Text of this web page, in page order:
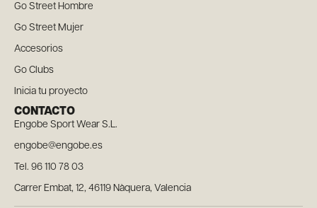
Go Street Hombre
Go Street Mujer
Accesorios
Go Clubs
Inicia tu proyecto
CONTACTO
Engobe Sport Wear S.L.
engobe@engobe.es
Tel. 96 110 78 03
Carrer Embat, 12, 46119 Nàquera, Valencia